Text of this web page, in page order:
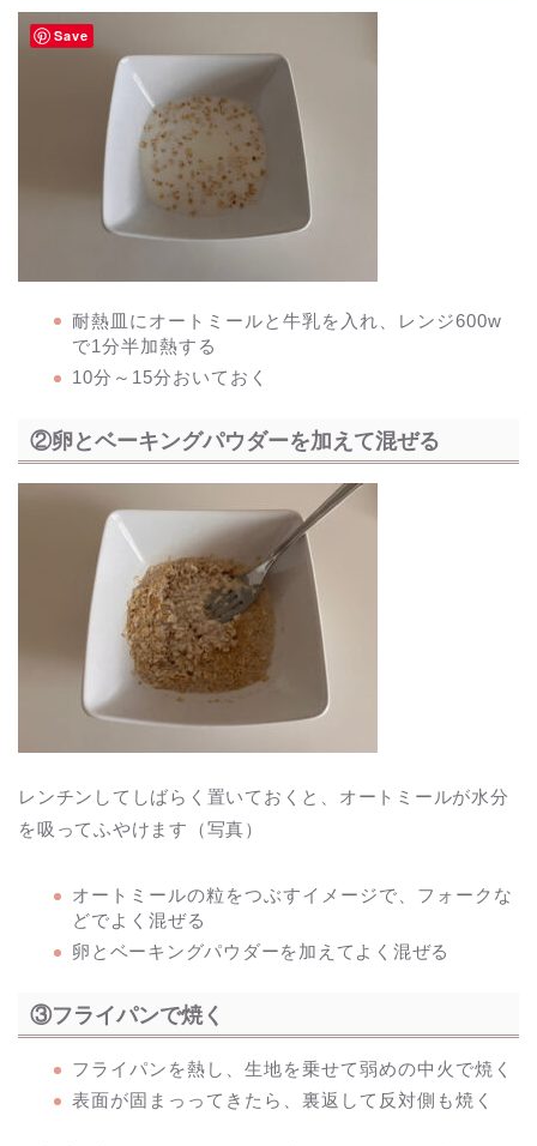
耐熱皿にオートミールと牛乳を入れ、レンジ600w
で1分半加熱する
10分～15分おいておく
②卵とベーキングパウダーを加えて混ぜる
レンチンしてしばらく置いておくと、オートミールが水分
を吸ってふやけます（写真）
オートミールの粒をつぶすイメージで、フォークな
どでよく混ぜる
卵とベーキングパウダーを加えてよく混ぜる
③フライパンで焼く
フライパンを熱し、生地を乗せて弱めの中火で焼く
表面が固まっってきたら、裏返して反対側も焼く
Save